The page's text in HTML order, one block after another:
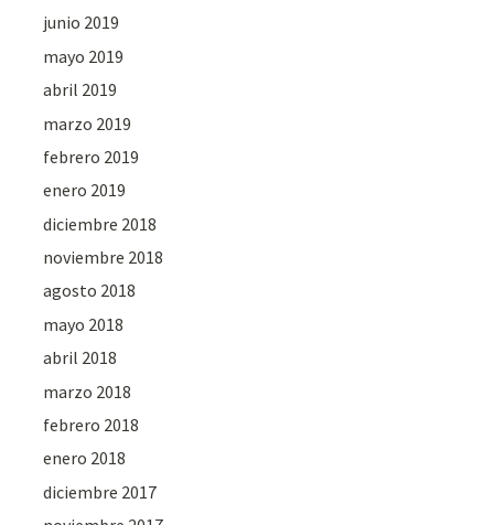
junio 2019
mayo 2019
abril 2019
marzo 2019
febrero 2019
enero 2019
diciembre 2018
noviembre 2018
agosto 2018
mayo 2018
abril 2018
marzo 2018
febrero 2018
enero 2018
diciembre 2017